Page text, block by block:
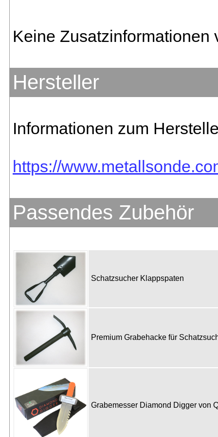
Keine Zusatzinformationen
Hersteller
Informationen zum
https://
Passendes Zubehör
Schatzsucher Klappspaten
Premium Grabehacke für
Grabemesser Diamond Digger von